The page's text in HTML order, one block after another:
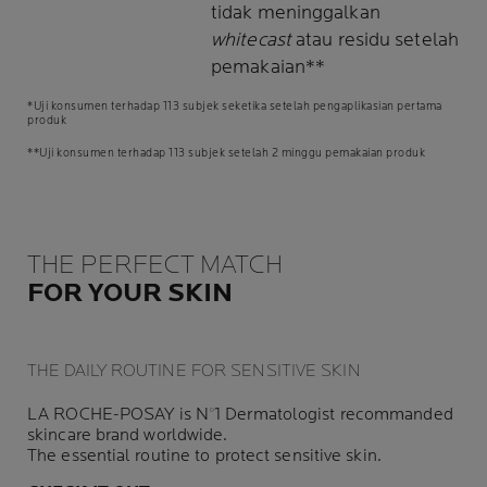
tidak meninggalkan
whitecastatau residu setelah
pemakaian**
*Uji konsumen terhadap 113 subjek seketika setelah pengaplikasian pertama
produk
**Uji konsumen terhadap 113 subjek setelah 2 minggu pemakaian produk
THE PERFECT MATCH
FOR YOUR SKIN
THE DAILY ROUTINE FOR SENSITIVE SKIN
LA ROCHE-POSAY is N°1 Dermatologist recommanded
skincare brand worldwide.
The essential routine to protect sensitive skin.